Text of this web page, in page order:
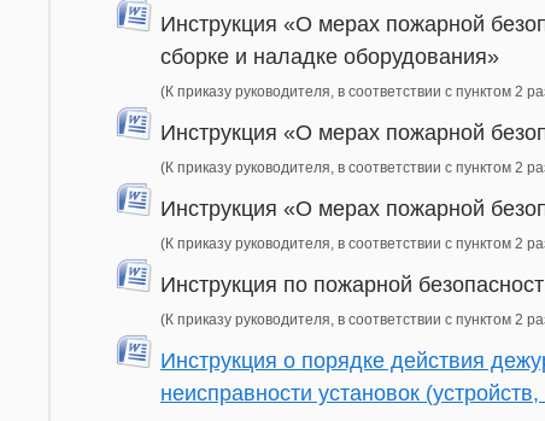
Инструкция «О мерах пожарной
сборке и наладке оборудования»
(К приказу руководителя, в соответствии с пунктом
Инструкция «О мерах пожарной
(К приказу руководителя, в соответствии с пунктом
Инструкция «О мерах пожарной
(К приказу руководителя, в соответствии с пунктом
Инструкция по пожарной
(К приказу руководителя, в соответствии с пунктом
Инструкция о порядке действия
неисправности установок